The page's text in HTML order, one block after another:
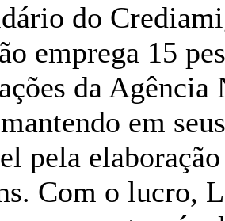
do
emprega 15
da
em
pela
Com o lucro,